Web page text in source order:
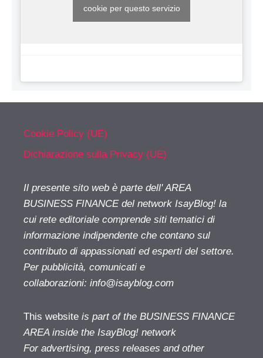
cookie per questo servizio
Cookie Policy (UE)
Dichiarazione sulla Privacy (UE)
Il presente sito web è parte dell' AREA
BUSINESS FINANCE del network IsayBlog! la
cui rete editoriale comprende siti tematici di
informazione indipendente che contano sul
contributo di appassionati ed esperti del settore.
Per pubblicità, comunicati e
collaborazioni: info@isayblog.com
This website is part of the BUSINESS FINANCE
AREA inside the IsayBlog! network
For advertising, press releases and other